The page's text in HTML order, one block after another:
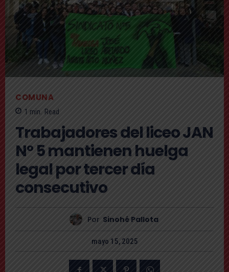
COMUNA
1 min. Read
Trabajadores del liceo JAN
N° 5 mantienen huelga
legal por tercer día
consecutivo
Por Sinohé Pallota
mayo 15, 2025